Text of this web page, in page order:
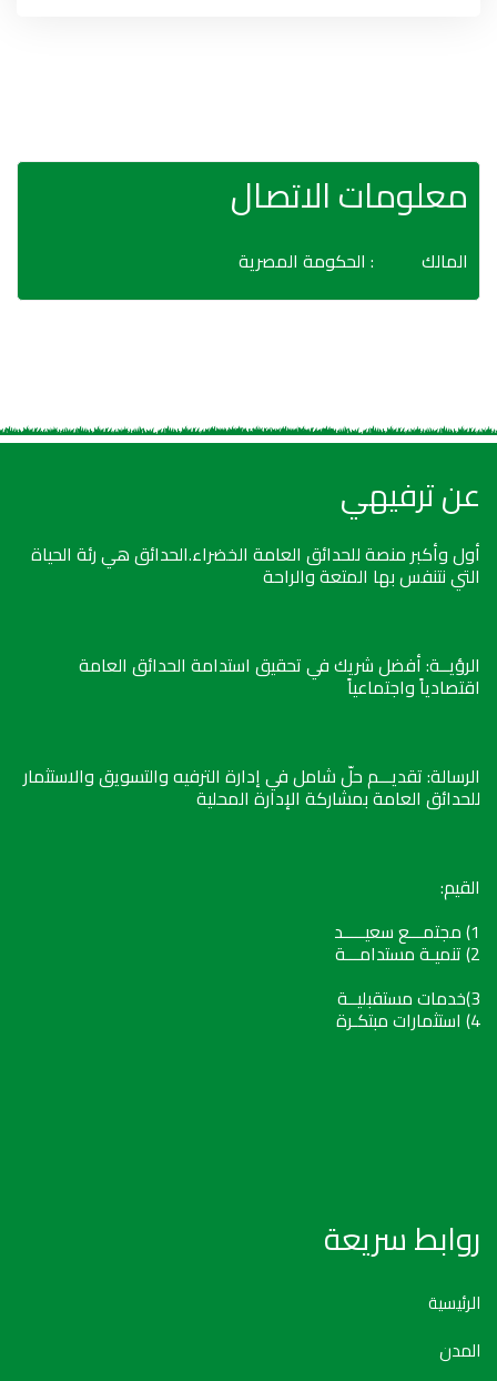
معلومات الاتصال
المالك : الحكومة المصرية
عن ترفيهي
أول وأكبر منصة للحدائق العامة الخضراء.الحدائق هي رئة الحياة
التي نتنفس بها المتعة والراحة
الرؤيــة: أفضل شريك في تحقيق استدامة الحدائق العامة
اقتصادياً واجتماعياً
الرسالة: تقديـــم حلّ شامل في إدارة الترفيه والتسويق والاستثمار
للحدائق العامة بمشاركة الإدارة المحلية
القيم:
1) مجتمـــع سعيـــــد
2) تنميـة مستدامـــة
3)خدمات مستقبليــة
4) استثمارات مبتكـرة
روابط سريعة
الرئيسية
المدن